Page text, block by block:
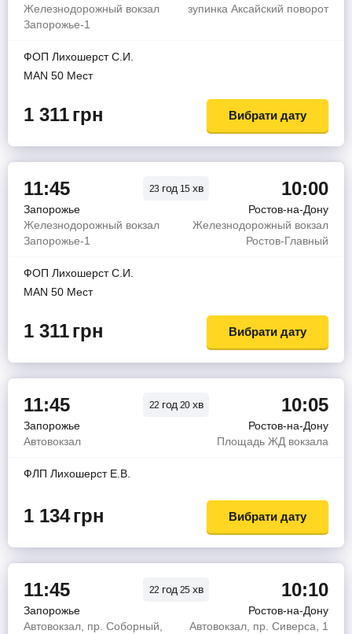
Железнодорожный вокзал
Запорожье-1
зупинка Аксайский поворот
ФОП Лихошерст С.И.
MAN 50 Мест
1 311грн Вибрати дату
11:45 23 год 15 хв 10:00
Запорожье
Ростов-на-Дону
Железнодорожный вокзал
Запорожье-1
Железнодорожный вокзал
Ростов-Главный
ФОП Лихошерст С.И.
MAN 50 Мест
1 311грн Вибрати дату
11:45 22 год 20 хв 10:05
Запорожье
Ростов-на-Дону
Автовокзал
Площадь ЖД вокзала
ФЛП Лихошерст Е.В.
1 134грн Вибрати дату
11:45 22 год 25 хв 10:10
Запорожье
Ростов-на-Дону
Автовокзал, пр. Соборный,
Автовокзал, пр. Сиверса, 1